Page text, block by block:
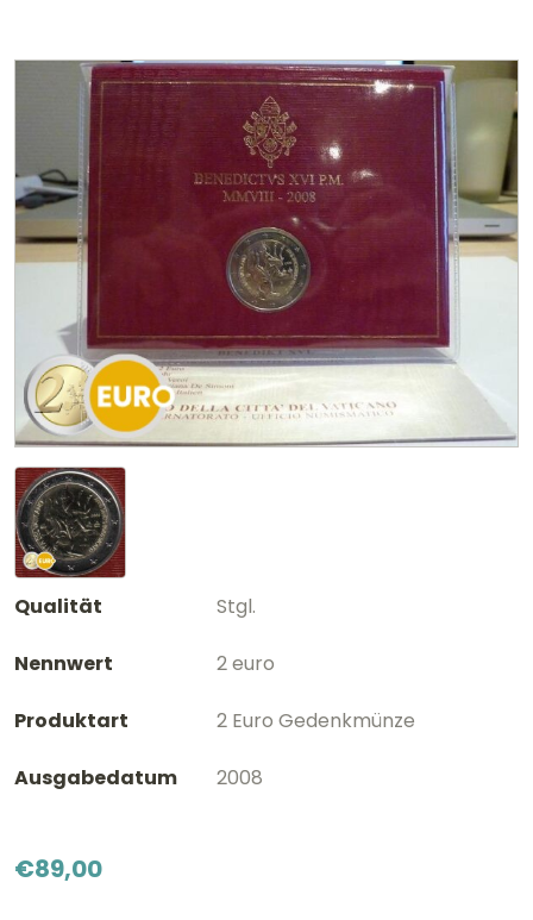
Qualität Stgl.
Nennwert 2 euro
Produktart 2 Euro Gedenkmünze
Ausgabedatum 2008
€89,00